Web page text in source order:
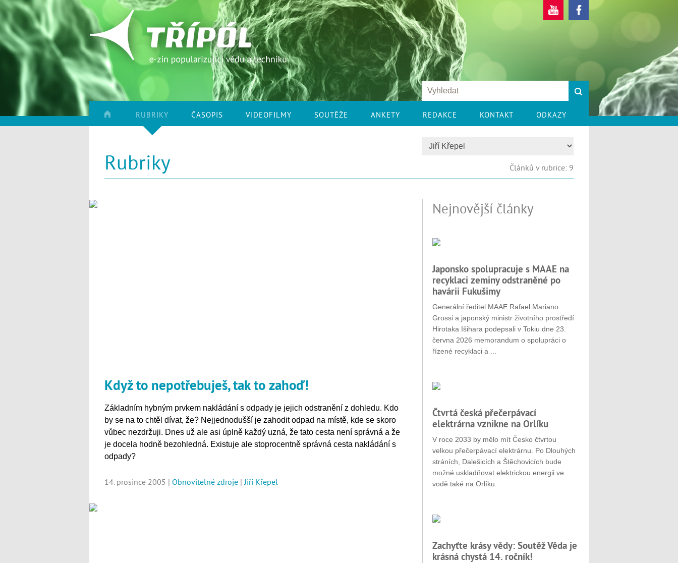
RUBRIKY ČASOPIS VIDEOFILMY SOUTĚŽE ANKETY REDAKCE KONTAKT ODKAZY
Rubriky Článků v rubrice: 9
Když to nepotřebuješ, tak to zahoď!
Základním hybným prvkem nakládání s odpady je jejich odstranění z dohledu. Kdo
by se na to chtěl dívat, že? Nejjednodušší je zahodit odpad na místě, kde se skoro
vůbec nezdržuji. Dnes už ale asi úplně každý uzná, že tato cesta není správná a že
je docela hodně bezohledná. Existuje ale stoprocentně správná cesta nakládání s
odpady?
14. prosince 2005 | Obnovitelné zdroje |Jiří Křepel
Nejnovější články
Japonsko spolupracuje s MAAE na
recyklaci zeminy odstraněné po
havárii Fukušimy
Generální ředitel MAAE Rafael Mariano
Grossi a japonský ministr životního prostředí
Hirotaka Išihara podepsali v Tokiu dne 23.
června 2026 memorandum o spolupráci o
řízené recyklaci a ...
Čtvrtá česká přečerpávací
elektrárna vznikne na Orlíku
V roce 2033 by mělo mít Česko čtvrtou
velkou přečerpávací elektrárnu. Po Dlouhých
stráních, Dalešicích a Štěchovicích bude
možné uskladňovat elektrickou energii ve
vodě také na Orlíku.
Zachyťte krásy vědy: Soutěž Věda je
krásná chystá 14. ročník!